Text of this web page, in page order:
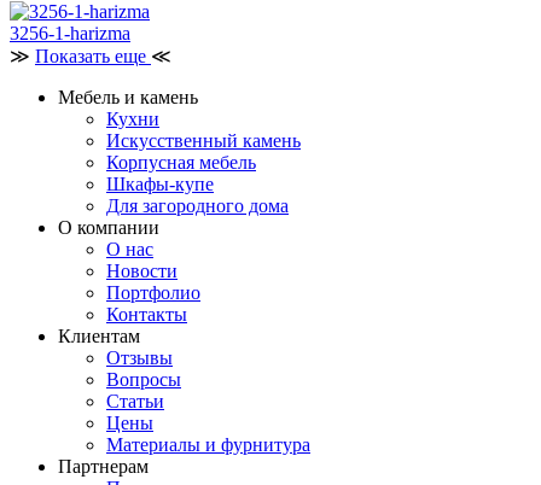
3256-1-harizma
≫ Показать еще ≪
Мебель и камень
Кухни
Искусственный камень
Корпусная мебель
Шкафы-купе
Для загородного дома
О компании
О нас
Новости
Портфолио
Контакты
Клиентам
Отзывы
Вопросы
Статьи
Цены
Материалы и фурнитура
Партнерам